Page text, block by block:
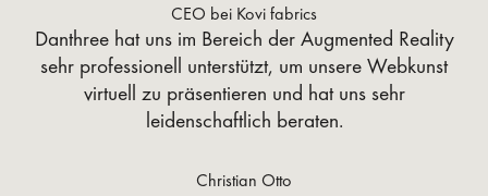
CEO bei Kovi fabrics
Danthree hat uns im Bereich der Augmented Reality
sehr professionell unterstützt, um unsere Webkunst
virtuell zu präsentieren und hat uns sehr
leidenschaftlich beraten.
Christian Otto